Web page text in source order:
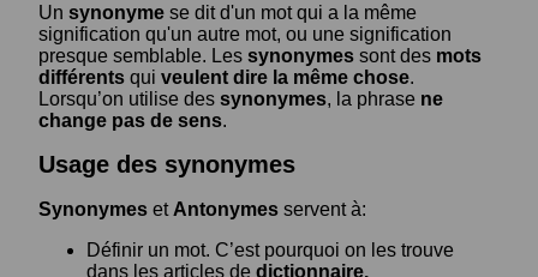
Un synonyme se dit d'un mot qui a la même
signification qu'un autre mot, ou une signification
presque semblable. Les synonymes sont des mots
différents qui veulent dire la même chose.
Lorsqu’on utilise des synonymes, la phrase ne
change pas de sens.
Usage des synonymes
Synonymes et Antonymes servent à:
Définir un mot. C’est pourquoi on les trouve
dans les articles de dictionnaire.